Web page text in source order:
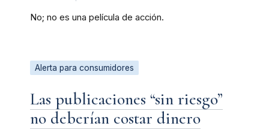
No; no es una película de acción.
Alerta para consumidores
Las publicaciones “sin riesgo”
no deberían costar dinero